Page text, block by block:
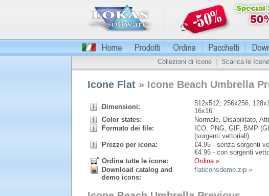
Collezioni di Icone Scarica le
Icone Flat » Icone Beach Umbrella
Dimensioni:
512x512, 256x256,
16x16
Color states:
Normale, Disabilitato,
Formato dei file:
ICO, PNG, GIF, BMP
(sorgenti vettoriali)
Prezzo per icona:
€4.95 - senza sorgenti
€4.95 - con sorgenti
Ordina tutte le icone:
Ordina »
Download catalog and
demo icons:
flaticonsdemo.zip »